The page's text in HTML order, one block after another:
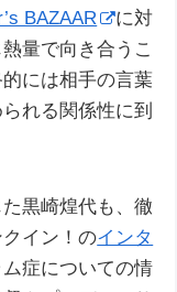
BAZAAR
に対
量で向き合うこ
には相手の言葉
れる関係性に到
黒崎煌代も、徹
イン！のインタ
症についての情